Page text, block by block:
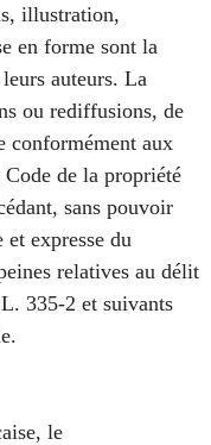
illustration,
en forme sont la
auteurs. La
ou rediffusions, de
conformément aux
de la propriété
sans pouvoir
expresse du
relatives au délit
335-2 et suivants
le